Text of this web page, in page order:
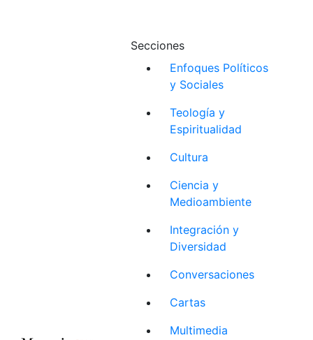
Secciones
Enfoques Políticos
y Sociales
Teología y
Espiritualidad
Cultura
Ciencia y
Medioambiente
Integración y
Diversidad
Conversaciones
Cartas
Multimedia